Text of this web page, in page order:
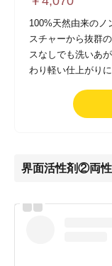
100%天然由来のノ
スチャーから抜群
スなしでも洗いあ
わり軽い仕上がりに
界面活性剤②両性